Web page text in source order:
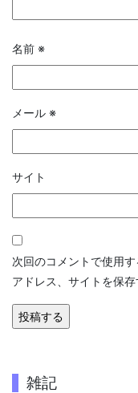
名前 ※
メール ※
サイト
次回のコメントで使用
アドレス、サイトを保存
雑記